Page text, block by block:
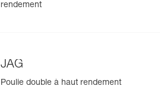
rendement
JAG
Poulie double à haut rendement